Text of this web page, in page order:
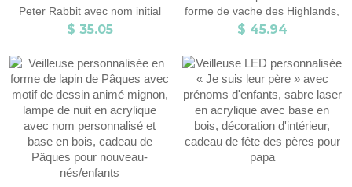
Peter Rabbit avec nom initial
personnalisé, lampe de nuit en
décoration de chambre, cadeau
d'anniversaire/de Pâques pour
enfants/garçons/filles
$ 35.05
forme de vache des Highlands,
lampe de nuit en acrylique avec
base en bois, décoration de
chambre, cadeau
d'anniversaire pour
enfants/amoureux des vaches
$ 45.94